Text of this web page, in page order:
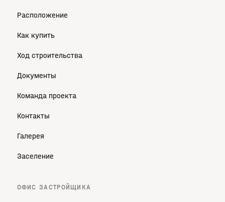
Расположение
Как купить
Ход строительства
Документы
Команда проекта
Контакты
Галерея
Заселение
ОФИС ЗАСТРОЙЩИКА